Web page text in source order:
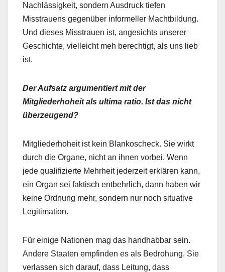
Nachlässigkeit, sondern Ausdruck tiefen
Misstrauens gegenüber informeller Machtbildung.
Und dieses Misstrauen ist, angesichts unserer
Geschichte, vielleicht meh berechtigt, als uns lieb
ist.
Der Aufsatz argumentiert mit der
Mitgliederhoheit als ultima ratio. Ist das nicht
überzeugend?
Mitgliederhoheit ist kein Blankoscheck. Sie wirkt
durch die Organe, nicht an ihnen vorbei. Wenn
jede qualifizierte Mehrheit jederzeit erklären kann,
ein Organ sei faktisch entbehrlich, dann haben wir
keine Ordnung mehr, sondern nur noch situative
Legitimation.
Für einige Nationen mag das handhabbar sein.
Andere Staaten empfinden es als Bedrohung. Sie
verlassen sich darauf, dass Leitung, dass